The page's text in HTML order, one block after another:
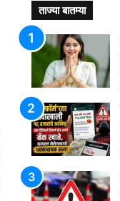
ताज्या बातम्या